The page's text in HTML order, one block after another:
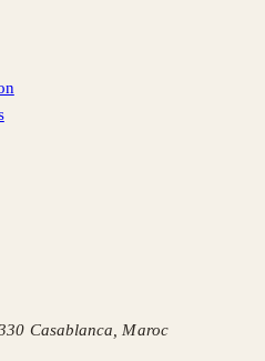
Casablanca, Maroc